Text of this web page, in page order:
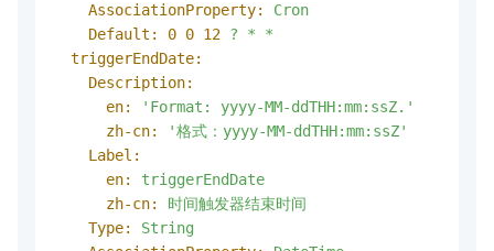
AssociationProperty:
Cron
Default:
0 0 12 ? *
*
triggerEndDate:
Description:
en:
'Format: yyyy-MM-ddTHH:mm:ssZ.'
zh-cn:
'格式：yyyy-MM-ddTHH:mm:ssZ'
Label:
en:
triggerEndDate
zh-cn:
时间触发器结束时间
Type:
String